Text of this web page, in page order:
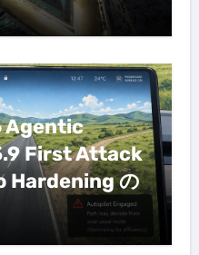
Agentic
First Attack
Hardening の